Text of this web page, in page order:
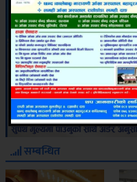
सम्बन्धित